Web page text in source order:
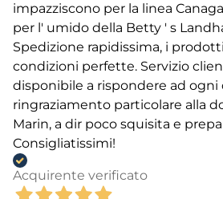
impazziscono per la linea
per l' umido della Betty ' s
Spedizione rapidissima, i
condizioni perfette. Servizio
disponibile a rispondere ad ogni
ringraziamento particolare alla
Marin, a dir poco squisita e
Consigliatissimi!
Acquirente verificato